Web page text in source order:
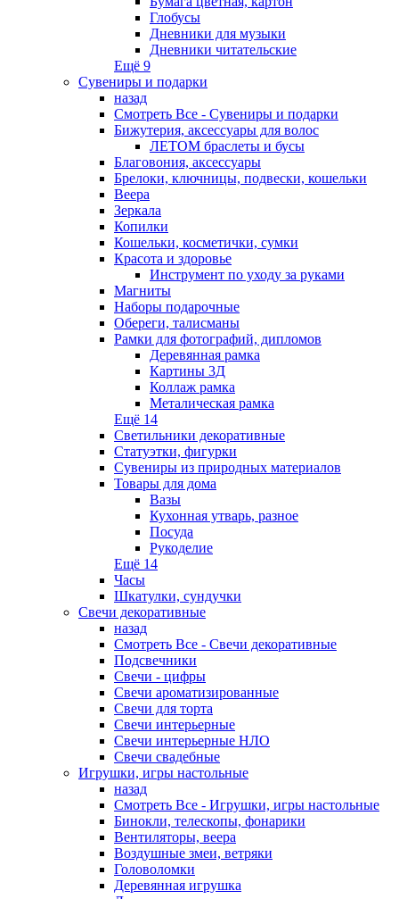
Глобусы
Дневники для музыки
Дневники читательские
Ещё 9
Сувениры и подарки
назад
Смотреть Все - Сувениры и подарки
Бижутерия, аксессуары для волос
ЛЕТОМ браслеты и бусы
Благовония, аксессуары
Брелоки, ключницы, подвески, кошельки
Веера
Зеркала
Копилки
Кошельки, косметички, сумки
Красота и здоровье
Инструмент по уходу за руками
Магниты
Наборы подарочные
Обереги, талисманы
Рамки для фотографий, дипломов
Деревянная рамка
Картины 3Д
Коллаж рамка
Металическая рамка
Ещё 14
Светильники декоративные
Статуэтки, фигурки
Сувениры из природных материалов
Товары для дома
Вазы
Кухонная утварь, разное
Посуда
Рукоделие
Ещё 14
Часы
Шкатулки, сундучки
Свечи декоративные
назад
Смотреть Все - Свечи декоративные
Подсвечники
Свечи - цифры
Свечи ароматизированные
Свечи для торта
Свечи интерьерные
Свечи интерьерные НЛО
Свечи свадебные
Игрушки, игры настольные
назад
Смотреть Все - Игрушки, игры настольные
Бинокли, телескопы, фонарики
Вентиляторы, веера
Воздушные змеи, ветряки
Головоломки
Деревянная игрушка